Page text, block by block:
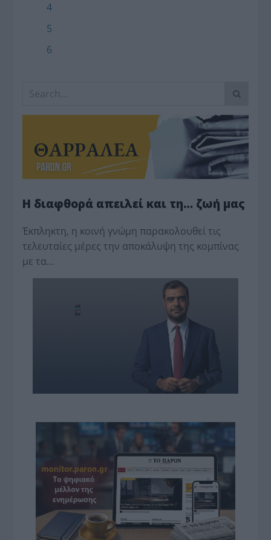
4
5
6
Η διαφθορά απειλεί και τη… ζωή μας
Έκπληκτη, η κοινή γνώμη παρακολουθεί τις
τελευταίες μέρες την αποκάλυψη της κο­μπίνας
με τα…